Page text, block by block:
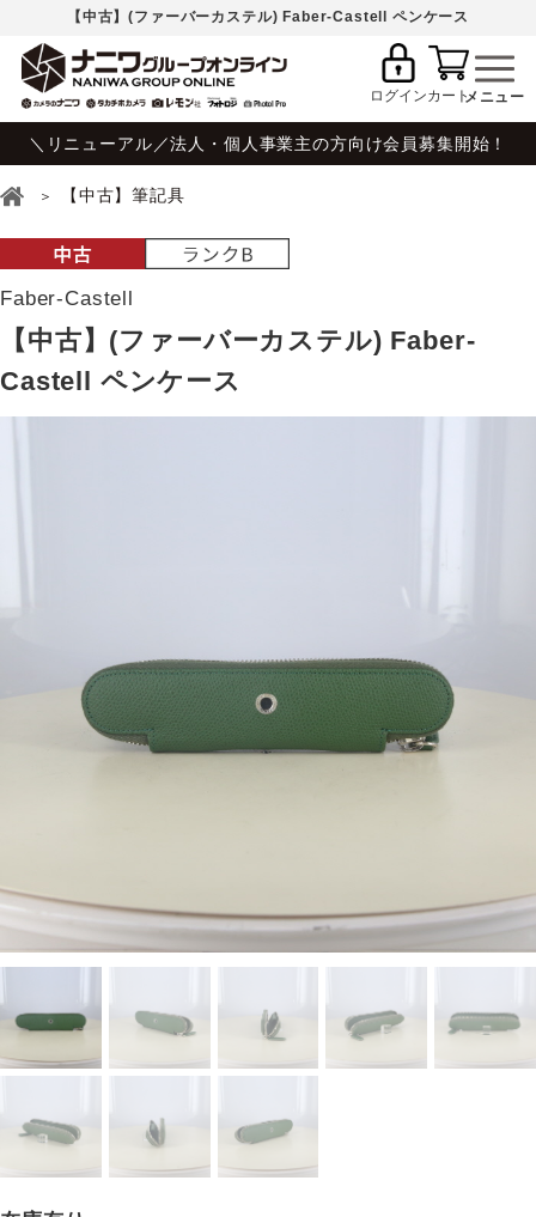
【中古】(ファーバーカステル) Faber-Castell ペンケース
ログインカート
＼リニューアル／法人・個人事業主の方向け会員募集開始！
【中古】筆記具
Faber-Castell
【中古】(ファーバーカステル) Faber-
Castell ペンケース